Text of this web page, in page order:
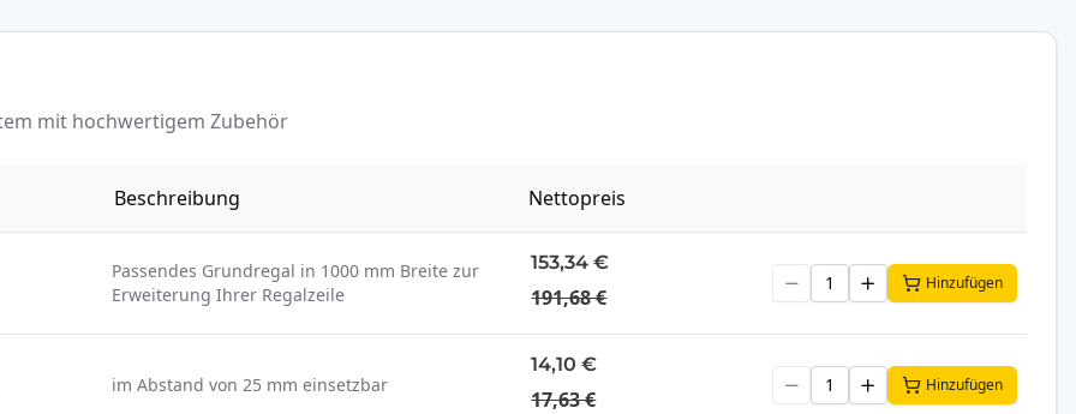
mit hochwertigem Zubehör
Beschreibung Nettopreis
Passendes Grundregal in 1000 mm Breite zur
Erweiterung Ihrer Regalzeile
153,34 €
191,68 €
Hinzufügen
im Abstand von 25 mm einsetzbar
14,10 €
17,63 €
Hinzufügen